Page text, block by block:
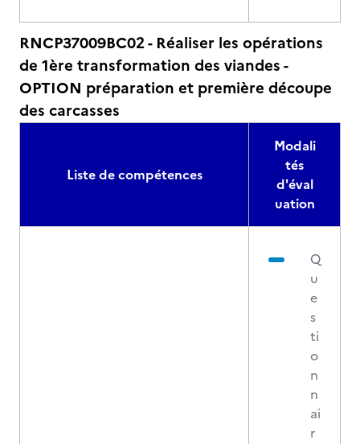
RNCP37009BC02 - Réaliser les opérations
de 1ère transformation des viandes -
OPTION préparation et première découpe
des carcasses
Liste de compétences
Modali
tés
d'éval
uation
Q
u
e
s
ti
o
n
n
ai
r